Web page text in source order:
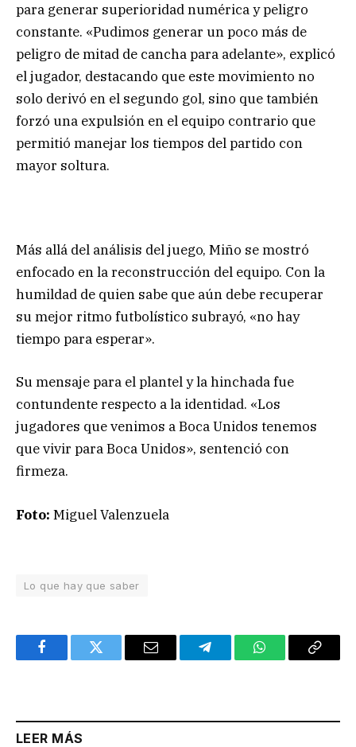
para generar superioridad numérica y peligro
constante. «Pudimos generar un poco más de
peligro de mitad de cancha para adelante», explicó
el jugador, destacando que este movimiento no
solo derivó en el segundo gol, sino que también
forzó una expulsión en el equipo contrario que
permitió manejar los tiempos del partido con
mayor soltura.
Más allá del análisis del juego, Miño se mostró
enfocado en la reconstrucción del equipo. Con la
humildad de quien sabe que aún debe recuperar
su mejor ritmo futbolístico subrayó, «no hay
tiempo para esperar».
Su mensaje para el plantel y la hinchada fue
contundente respecto a la identidad. «Los
jugadores que venimos a Boca Unidos tenemos
que vivir para Boca Unidos», sentenció con
firmeza.
Foto: Miguel Valenzuela
Lo que hay que saber
FacebookTwitter Email TelegramWhatsAppCopy
LEER MÁS